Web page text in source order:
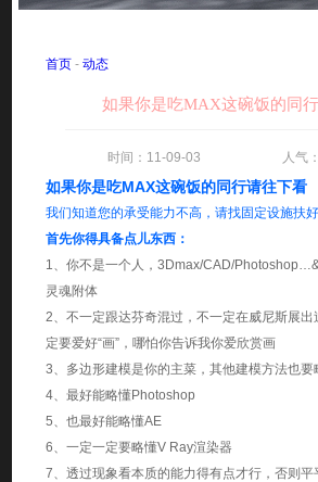
首页 -动态
如果你是吃MAX这碗饭的同
如果你是吃MAX这碗饭的同行请往下看
我们知道您的承受能力不高，请找固定设施扶
首先你得具备点儿东西：
1、你不是一个人，3Dmax/CAD/
灵魂附体
2、不一定跟达芬奇混过，不一定在威尼斯展
定要爱好“画”，哪怕你告诉我你爱欣赏画
3、多边形建模是你的主菜，其他建模方法也要
4、最好能略懂Photoshop
5、也最好能略懂AE
6、一定一定要略懂V Ray渲染器
7、透过现象看本质的能力得有点才行，否则平